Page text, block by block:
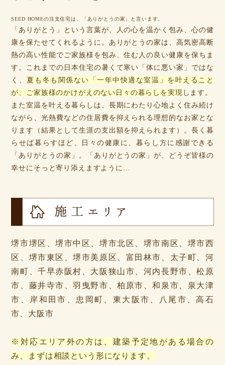
SEED HOMEの注文住宅は、「ありがとうの家」と言います。
「ありがとう」という言葉が、人の心を温かく包み、心の健
康を保たせてくれるように。ありがとうの家は、高気密高断
熱の高い性能でご家族様を包み、住む人の良い健康を保ちま
す。これまでの日本住宅の暑くて寒い「体に悪い家」ではな
く、 夏も冬も関係ない「一年中快適な室温」を叶えること
が、ご家族様のかけがえのない日々の暮らしを実現 します。
また室温を叶える暮らしは、長期にわたり心地よく住み続け
ながら、光熱費などの住居費を抑えられる理想的なお家とな
ります（結果として生涯の支出額を抑えられます）。長く暮
らせば暮らすほど、日々の健康に、暮らし方に感謝できる
「ありがとうの家」。「ありがとうの家」が、どうぞ皆様の
幸せにそっと寄り添えますように…
堺市堺区、堺市中区、堺市北区、堺市南区、堺市西
区、堺市東区、堺市美原区、富田林市、太子町、河
南町、千早赤阪村、大阪狭山市、河内長野市、松原
市、藤井寺市、羽曳野市、柏原市、和泉市、泉大津
市、岸和田市、忠岡町、東大阪市、八尾市、高石
市、大阪市
※対応エリア外の方は、建築予定地がある場合の
み、まずは相談という形になります。